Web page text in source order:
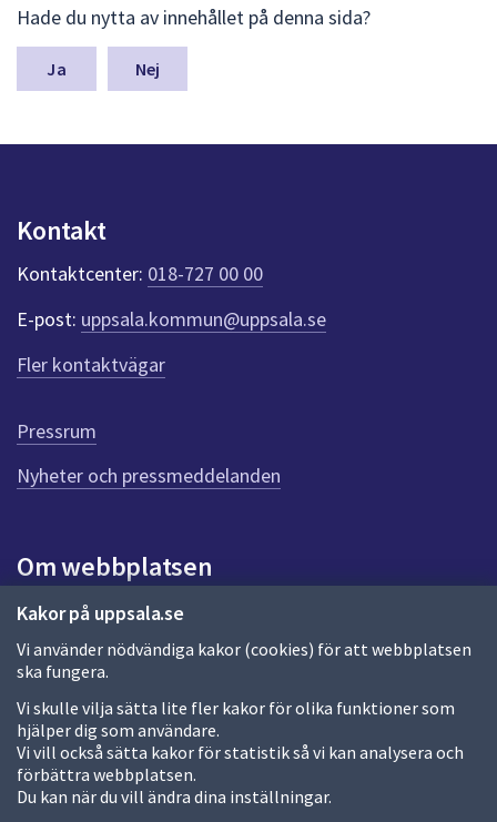
Kakor på uppsala.se
Vi använder nödvändiga kakor (cookies) för att webbplatsen
ska fungera.
Vi skulle vilja sätta lite fler kakor för olika funktioner som
hjälper dig som användare.
Vi vill också sätta kakor för statistik så vi kan analysera och
förbättra webbplatsen.
Du kan när du vill ändra dina inställningar.
ä
m
a
y
n
t
r
ö
e
n
n
i
d
a
Hade du nytta av innehållet på denna sida?
Nej
Kontakt
Kontaktcenter: 018-727 00 00
E-post: uppsala.kommun@uppsala.se
Fler kontaktvägar
Pressrum
Nyheter och pressmeddelanden
Om webbplatsen
Om webbplatsen
Allmänna handlingar och diarium
Behandling av personuppgifter
Kakor
Språk (other languages)